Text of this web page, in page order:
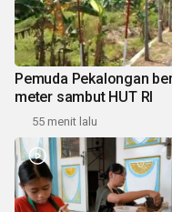
Pemuda Pekalongan
meter sambut HUT RI
55 menit lalu